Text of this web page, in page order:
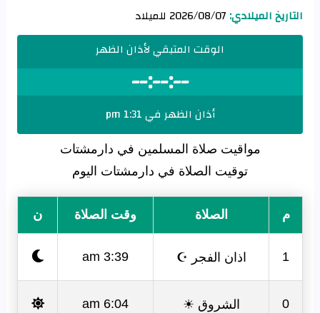
التاريخ الميلادي:
الوقت المتبقي لأذان الظهر
--:--:--
أذان الظهر في 1:31 pm
مواقيت صلاة المسلمين في دارمشتات
توقيت الصلاة في دارمشتات اليوم
م الصلاة وقت الصلاة ن
1 اذان الفجر ☪ 3:39 am
0 الشروق ☀ 6:04 am